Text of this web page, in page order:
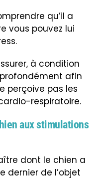
qu’il a
vous pouvez lui
à condition
afin
perçoive pas les
respiratoire.
aux stimulations
dont le chien a
dernier de l’objet